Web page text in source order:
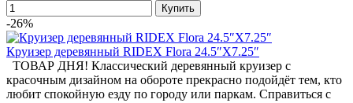
-26%
Круизер деревянный RIDEX Flora 24.5″X7.25″
ТОВАР ДНЯ! Классический деревянный круизер с
красочным дизайном на обороте прекрасно подойдёт тем, кто
любит спокойную езду по городу или паркам. Справиться с